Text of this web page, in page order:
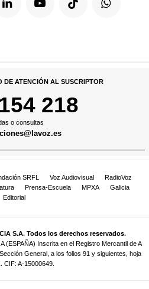
DE ATENCIÓN AL SUSCRIPTOR
218
o consultas
SRFL Voz Audiovisual
RadioVoz
Prensa-Escuela MPXA
Galicia
Editorial
S.A. Todos los derechos reservados.
(ESPAÑA) Inscrita en el Registro Mercantil de A
General, a los folios 91 y siguientes, hoja
CIF: A-15000649.